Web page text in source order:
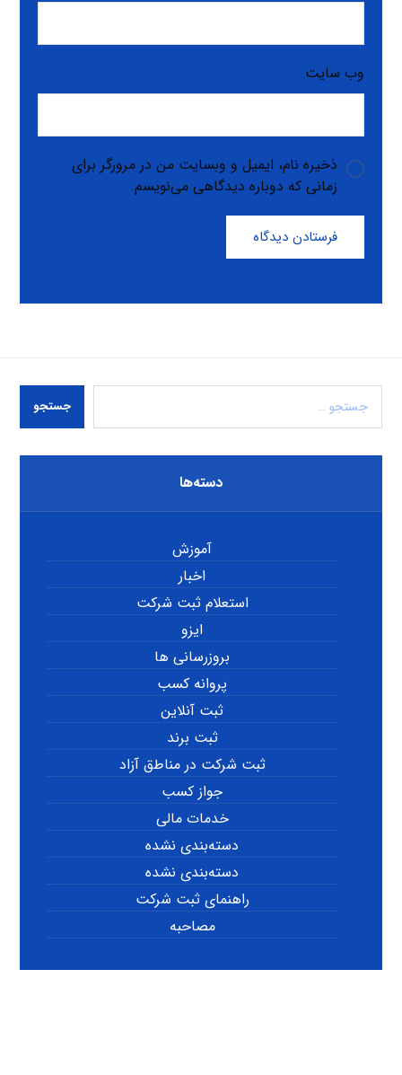
وب‌ سایت
ذخیره نام، ایمیل و وبسایت من در مرورگر برای
زمانی که دوباره دیدگاهی می‌نویسم.
فرستادن دیدگاه
جستجو
دسته‌ها
آموزش
اخبار
استعلام ثبت شرکت
ایزو
بروزرسانی ها
پروانه کسب
ثبت آنلاین
ثبت برند
ثبت شرکت در مناطق آزاد
جواز کسب
خدمات مالی
دسته‌بندی نشده
دسته‌بندی نشده
راهنمای ثبت شرکت
مصاحبه